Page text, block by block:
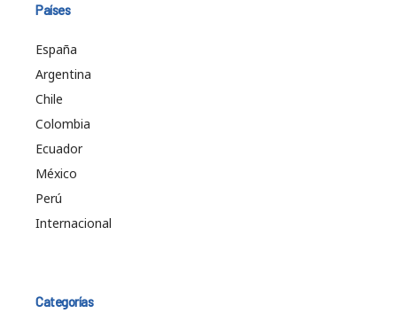
Países
España
Argentina
Chile
Colombia
Ecuador
México
Perú
Internacional
Categorías